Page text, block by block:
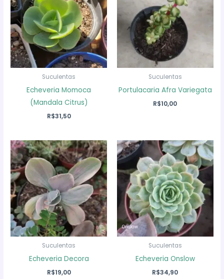
Suculentas
Echeveria Momoca
(Mandala Citrus)
R$31,50
Suculentas
Portulacaria Afra Variegata
R$10,00
Suculentas
Echeveria Decora
R$19,00
Suculentas
Echeveria Onslow
R$34,90